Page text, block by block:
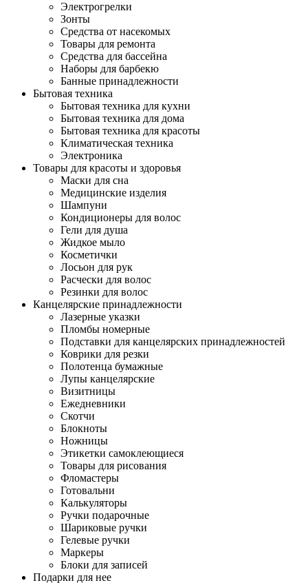
Электрогрелки
Зонты
Средства от насекомых
Товары для ремонта
Средства для бассейна
Наборы для барбекю
Банные принадлежности
Бытовая техника
Бытовая техника для кухни
Бытовая техника для дома
Бытовая техника для красоты
Климатическая техника
Электроника
Товары для красоты и здоровья
Маски для сна
Медицинские изделия
Шампуни
Кондиционеры для волос
Гели для душа
Жидкое мыло
Косметички
Лосьон для рук
Расчески для волос
Резинки для волос
Канцелярские принадлежности
Лазерные указки
Пломбы номерные
Подставки для канцелярских принадлежностей
Коврики для резки
Полотенца бумажные
Лупы канцелярские
Визитницы
Ежедневники
Скотчи
Блокноты
Ножницы
Этикетки самоклеющиеся
Товары для рисования
Фломастеры
Готовальни
Калькуляторы
Ручки подарочные
Шариковые ручки
Гелевые ручки
Маркеры
Блоки для записей
Подарки для нее